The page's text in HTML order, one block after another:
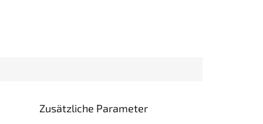
Zusätzliche Parameter